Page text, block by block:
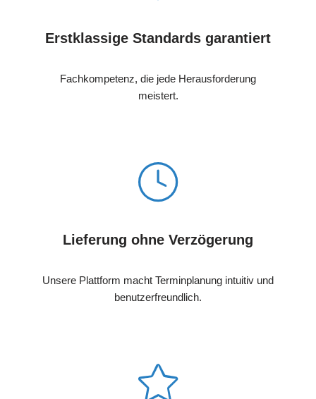
Erstklassige Standards garantiert
Fachkompetenz, die jede Herausforderung
meistert.
Lieferung ohne Verzögerung
Unsere Plattform macht Terminplanung intuitiv und
benutzerfreundlich.